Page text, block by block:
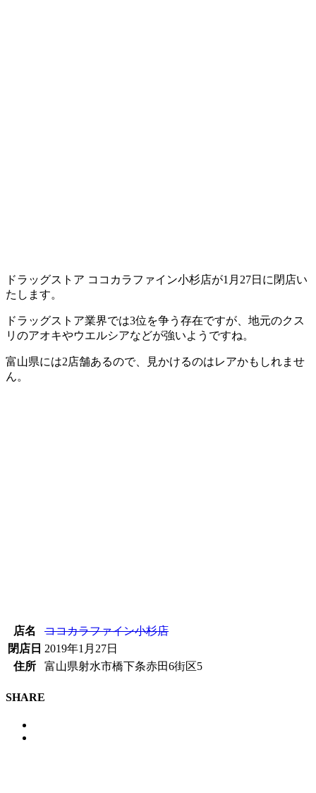
ドラッグストア ココカラファイン小杉店が1月27日に閉店い
たします。
ドラッグストア業界では3位を争う存在ですが、地元のクス
リのアオキやウエルシアなどが強いようですね。
富山県には2店舗あるので、見かけるのはレアかもしれませ
ん。
店名
ココカラファイン小杉店
閉店日 2019年1月27日
住所
富山県射水市橋下条赤田6街区5
SHARE